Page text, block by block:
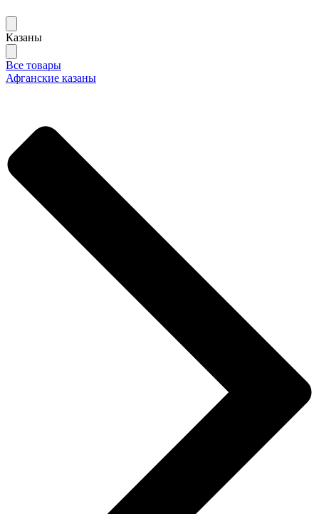
Казаны
Все товары
Афганские казаны